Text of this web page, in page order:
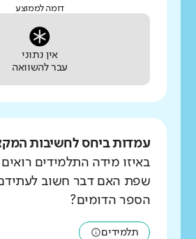
דומה לממוצע
אין נתוני
עבר להשוואה
עמדות ביחס לחשיבות
באיזו מידה התלמידים רואים
שפת האם דבר חשוב
הספר הדומים?
תלמידים